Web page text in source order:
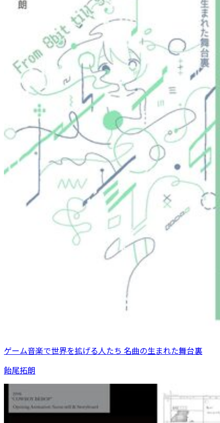
ゲーム音楽で世界を拡げる人たち 名曲の生まれた舞台裏
飴尾拓朗